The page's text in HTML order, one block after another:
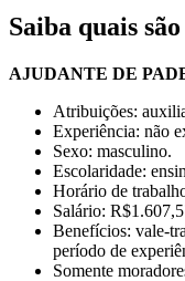
Saiba quais
AJUDANTE DE
Atribuições:
Experiência: não
Sexo: masculino.
Escolaridade:
Horário de
Salário:
Benefícios: vale-
período de
Somente